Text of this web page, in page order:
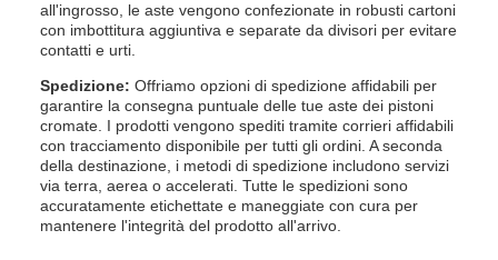
all'ingrosso, le aste vengono confezionate in robusti cartoni
con imbottitura aggiuntiva e separate da divisori per evitare
contatti e urti.
Spedizione: Offriamo opzioni di spedizione affidabili per
garantire la consegna puntuale delle tue aste dei pistoni
cromate. I prodotti vengono spediti tramite corrieri affidabili
con tracciamento disponibile per tutti gli ordini. A seconda
della destinazione, i metodi di spedizione includono servizi
via terra, aerea o accelerati. Tutte le spedizioni sono
accuratamente etichettate e maneggiate con cura per
mantenere l'integrità del prodotto all'arrivo.